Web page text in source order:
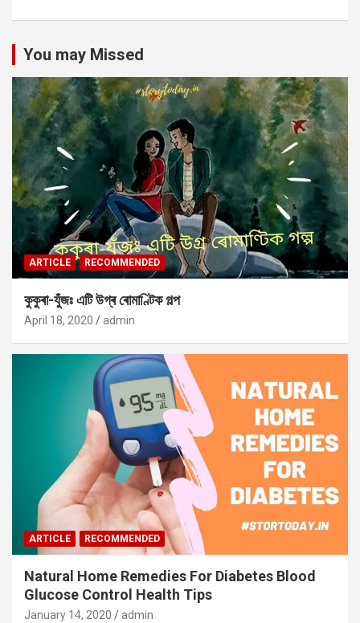
You may Missed
ARTICLE RECOMMENDED
কুকুৰা-যুঁজঃ এটি উগ্ৰ ৰোমাণ্টিক গল্প
April 18, 2020 admin
ARTICLE RECOMMENDED
Natural Home Remedies For Diabetes Blood
Glucose Control Health Tips
January 14, 2020 admin